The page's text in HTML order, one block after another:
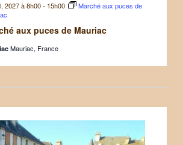
aux puces de Mauriac
2027 à 8h00- 15h00
Marché aux puces de
Mauriac, France